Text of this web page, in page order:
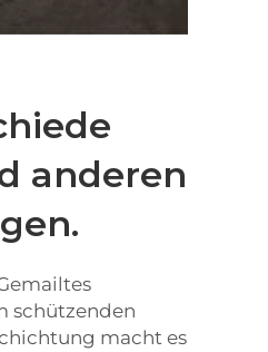
anderen
schützenden
macht es